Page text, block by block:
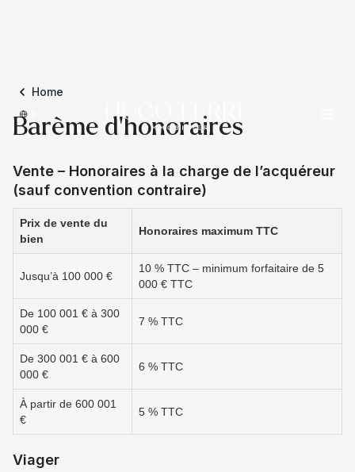
Home
Barème d'honoraires
Vente – Honoraires à la charge de l’acquéreur
(sauf convention contraire)
Prix de vente du
bien
Honoraires maximum TTC
Jusqu’à 100 000 €
10 % TTC – minimum forfaitaire de 5
000 € TTC
De 100 001 € à 300
000 €
7 % TTC
De 300 001 € à 600
000 €
6 % TTC
À partir de 600 001
€
5 % TTC
Viager